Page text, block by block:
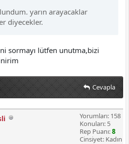
yarın arayacaklar
diyecekler.
sormayı lütfen unutma,bizi
Cevapla
Yorumları: 158
Konuları: 5
Rep Puanı:8
Cinsiyet: Kadın